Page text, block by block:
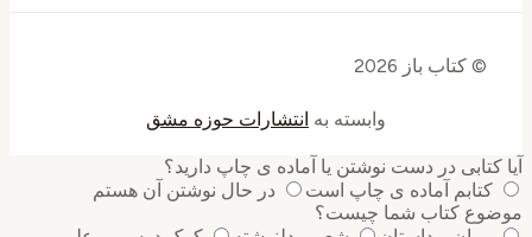
© کتاب باز 2026
وابسته بهانتشارات حوزه مشق
کتابی در دست نوشتن یا آماده ی چاپ دارید؟
کتابم آماده ی چاپ است
در حال نوشتن آن هستم
کتاب شما چیست؟